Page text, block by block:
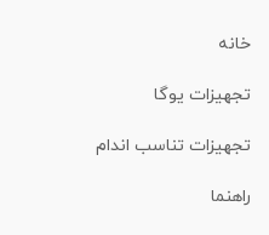
خانه
تجهیزات یوگا
تجهیزات تناسب اندام
راهنما